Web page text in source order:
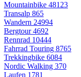
Mountainbike 48123
Transalp 865
Wandern 24994
Bergtour4692
Rennrad 10444
Fahrrad Touring 8765
Trekkingbike 6084
Nordic Walking 370
Laufen 1781